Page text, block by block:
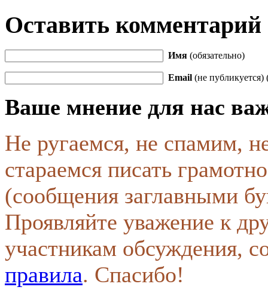
Оставить комментарий
Имя (обязательно)
Email (не публикуется)
Ваше мнение для нас
Не ругаемся, не спамим,
стараемся писать
(сообщения заглавными
Проявляйте уважение к
участникам обсуждения,
правила. Спасибо!